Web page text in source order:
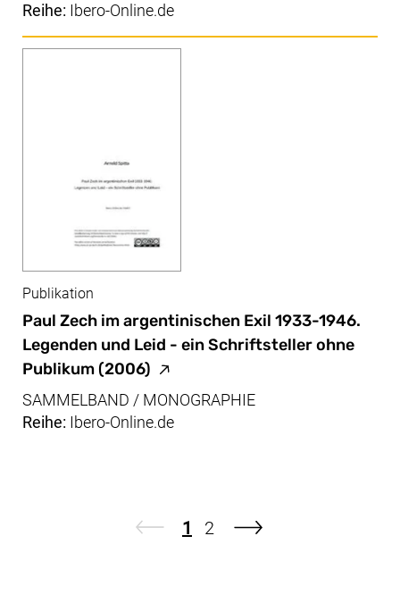
Reihe: Ibero-Online.de
Paul Zech im argentinischen Exil 1933-1946.
Legenden und Leid - ein Schriftsteller ohne
Publikum (2006) (externer Link, öffnet neues
Publikation
SAMMELBAND / MONOGRAPHIE
Reihe: Ibero-Online.de
Seite
1 Seite
2